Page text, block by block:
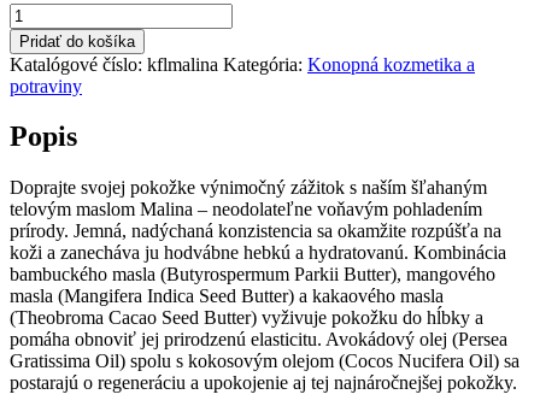
množstvo
Šľahané
maslo
–
Malina
Pridať do košíka
Katalógové číslo: kflmalina Kategória: Konopná kozmetika a
potraviny
Popis
Doprajte svojej pokožke výnimočný zážitok s naším šľahaným
telovým maslom Malina – neodolateľne voňavým pohladením
prírody. Jemná, nadýchaná konzistencia sa okamžite rozpúšťa na
koži a zanecháva ju hodvábne hebkú a hydratovanú. Kombinácia
bambuckého masla (Butyrospermum Parkii Butter), mangového
masla (Mangifera Indica Seed Butter) a kakaového masla
(Theobroma Cacao Seed Butter) vyživuje pokožku do hĺbky a
pomáha obnoviť jej prirodzenú elasticitu. Avokádový olej (Persea
Gratissima Oil) spolu s kokosovým olejom (Cocos Nucifera Oil) sa
postarajú o regeneráciu a upokojenie aj tej najnáročnejšej pokožky.